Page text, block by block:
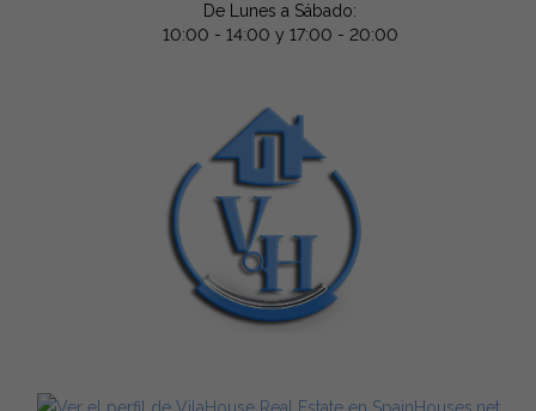
De Lunes a Sábado:
10:00 - 14:00 y 17:00 - 20:00